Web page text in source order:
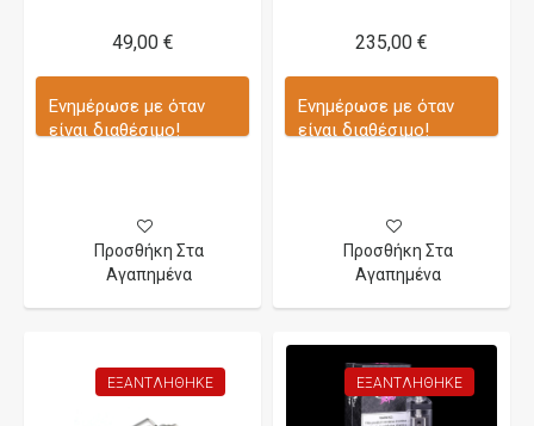
49,00 €
Ενημέρωσε με όταν
είναι διαθέσιμο!
Προσθήκη Στα
Αγαπημένα
235,00 €
Ενημέρωσε με όταν
είναι διαθέσιμο!
Προσθήκη Στα
Αγαπημένα
ΕΞΑΝΤΛΉΘΗΚΕ ΕΞΑΝΤΛΉΘΗΚΕ